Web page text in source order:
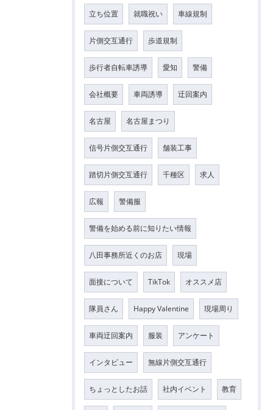
立ち位置 就職祝い 車線規制
片側交互通行 歩道規制
歩行者自転車誘導 愛知 警備
会社概要 車両誘導 迂回案内
名古屋 名古屋まつり
信号片側交互通行 舗装工事
踏切片側交互通行 千種区 求人
広報 警備服
警備を始める前に知りたい情報
八田事務所近くのお店 現場
面接について TikTok オススメ店
隊員さん Happy Valentine 現場周り
車両迂回案内 服装 アンケート
インタビュー 無線片側交互通行
ちょっとしたお話 社内イベント 教育